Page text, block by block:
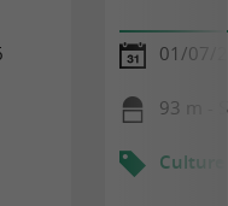
01/07/
93 m -
Culture